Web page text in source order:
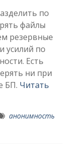
по
файлы
резервные
усилий по
Есть
ни при
БП. Читать
анонимность